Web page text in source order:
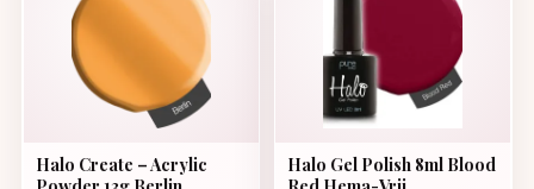
Halo Create – Acrylic
Halo Gel Polish 8ml Blood